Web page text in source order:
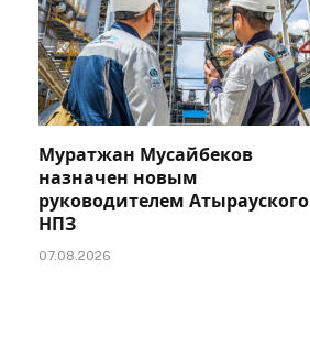
Муратжан Мусайбеков
назначен новым
руководителем Атырауского
НПЗ
07.08.2026